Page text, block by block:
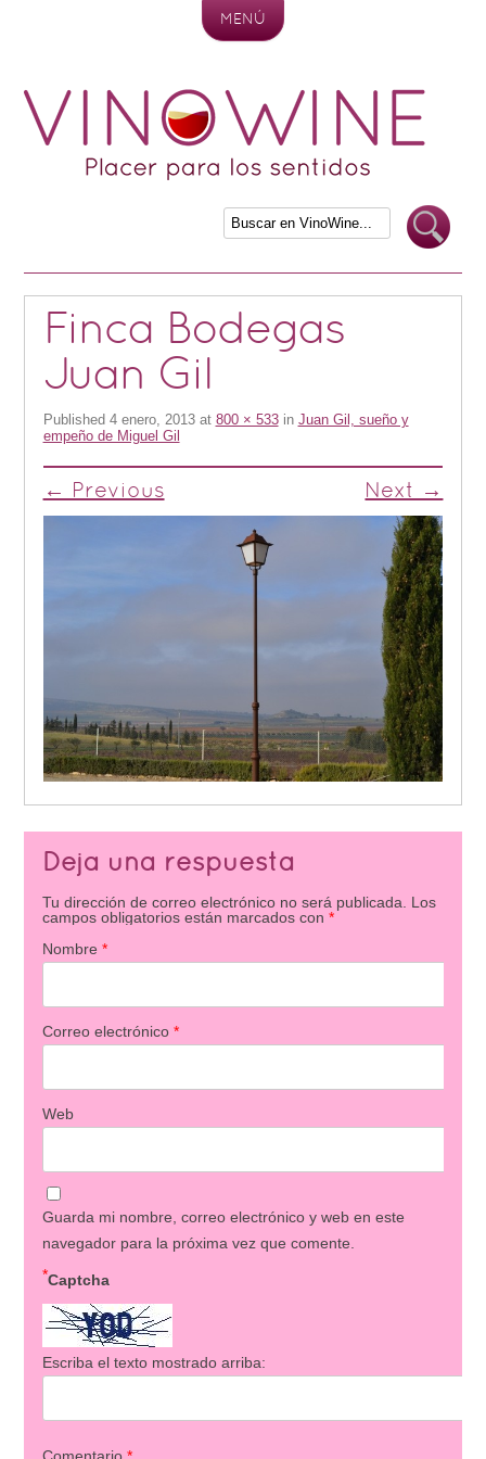
MENÚ
Finca Bodegas
Juan Gil
Published 4 enero, 2013at 800 × 533in Juan Gil, sueño y
empeño de Miguel Gil
← Previous Next →
Deja una respuesta
Tu dirección de correo electrónico no será publicada.
Los
campos obligatorios están marcados con *
Nombre *
Correo electrónico *
Web
Guarda mi nombre, correo electrónico y web en este
navegador para la próxima vez que comente.
Captcha
*
Escriba el texto mostrado arriba:
Comentario *